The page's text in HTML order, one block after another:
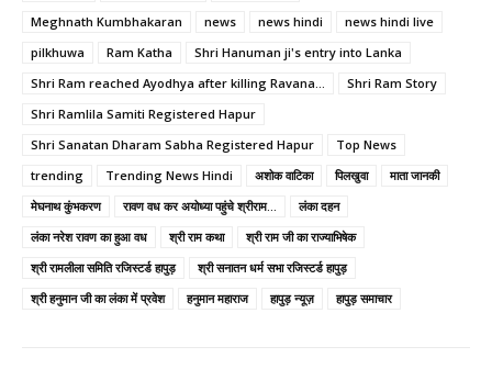
Meghnath Kumbhakaran
news news hindi
news hindi live
pilkhuwa
Ram Katha
Shri Hanuman ji's entry into Lanka
Shri Ram reached Ayodhya after killing Ravana...
Shri Ram Story
Shri Ramlila Samiti Registered Hapur
Shri Sanatan Dharam Sabha Registered Hapur
Top News
trending
Trending News Hindi अशोक वाटिका पिलखुवा
माता जानकी
मेघनाथ कुंभकरण
रावण वध कर अयोध्या पहुंचे श्रीराम...
लंका दहन
लंका नरेश रावण का हुआ वध
श्री राम कथा
श्री राम जी का राज्याभिषेक
श्री रामलीला समिति रजिस्टर्ड हापुड़
श्री सनातन धर्म सभा रजिस्टर्ड हापुड़
श्री हनुमान जी का लंका में प्रवेश
हनुमान महाराज हापुड़ न्यूज़ हापुड़ समाचार